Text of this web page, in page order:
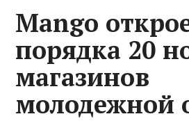
Mango
порядка 20
магазинов
молодежной